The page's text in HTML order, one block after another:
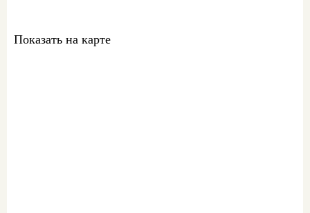
Показать на карте